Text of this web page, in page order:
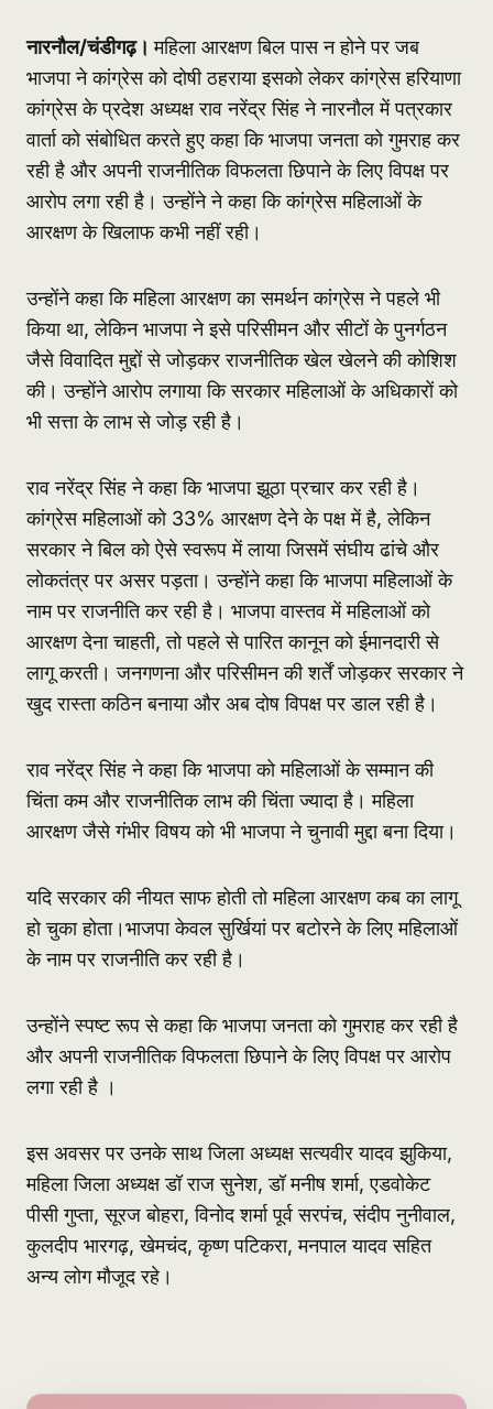
नारनौल/चंडीगढ़।महिला आरक्षण बिल पास न होने पर जब
भाजपा ने कांग्रेस को दोषी ठहराया इसको लेकर कांग्रेस हरियाणा
कांग्रेस के प्रदेश अध्यक्ष राव नरेंद्र सिंह ने नारनौल में पत्रकार
वार्ता को संबोधित करते हुए कहा कि भाजपा जनता को गुमराह कर
रही है और अपनी राजनीतिक विफलता छिपाने के लिए विपक्ष पर
आरोप लगा रही है। उन्होंने ने कहा कि कांग्रेस महिलाओं के
आरक्षण के खिलाफ कभी नहीं रही।
उन्होंने कहा कि महिला आरक्षण का समर्थन कांग्रेस ने पहले भी
किया था, लेकिन भाजपा ने इसे परिसीमन और सीटों के पुनर्गठन
जैसे विवादित मुद्दों से जोड़कर राजनीतिक खेल खेलने की कोशिश
की। उन्होंने आरोप लगाया कि सरकार महिलाओं के अधिकारों को
भी सत्ता के लाभ से जोड़ रही है।
राव नरेंद्र सिंह ने कहा कि भाजपा झूठा प्रचार कर रही है।
कांग्रेस महिलाओं को 33% आरक्षण देने के पक्ष में है, लेकिन
सरकार ने बिल को ऐसे स्वरूप में लाया जिसमें संघीय ढांचे और
लोकतंत्र पर असर पड़ता। उन्होंने कहा कि भाजपा महिलाओं के
नाम पर राजनीति कर रही है। भाजपा वास्तव में महिलाओं को
आरक्षण देना चाहती, तो पहले से पारित कानून को ईमानदारी से
लागू करती। जनगणना और परिसीमन की शर्तें जोड़कर सरकार ने
खुद रास्ता कठिन बनाया और अब दोष विपक्ष पर डाल रही है।
राव नरेंद्र सिंह ने कहा कि भाजपा को महिलाओं के सम्मान की
चिंता कम और राजनीतिक लाभ की चिंता ज्यादा है। महिला
आरक्षण जैसे गंभीर विषय को भी भाजपा ने चुनावी मुद्दा बना दिया।
यदि सरकार की नीयत साफ होती तो महिला आरक्षण कब का लागू
हो चुका होता।भाजपा केवल सुर्खियां पर बटोरने के लिए महिलाओं
के नाम पर राजनीति कर रही है।
उन्होंने स्पष्ट रूप से कहा कि भाजपा जनता को गुमराह कर रही है
और अपनी राजनीतिक विफलता छिपाने के लिए विपक्ष पर आरोप
लगा रही है ।
इस अवसर पर उनके साथ जिला अध्यक्ष सत्यवीर यादव झुकिया,
महिला जिला अध्यक्ष डॉ राज सुनेश, डॉ मनीष शर्मा, एडवोकेट
पीसी गुप्ता, सूरज बोहरा, विनोद शर्मा पूर्व सरपंच, संदीप नुनीवाल,
कुलदीप भारगढ़, खेमचंद, कृष्ण पटिकरा, मनपाल यादव सहित
अन्य लोग मौजूद रहे।